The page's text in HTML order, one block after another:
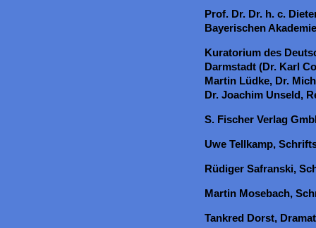
Prof. Dr. Dr. h. c.
Bayerischen
Kuratorium des
Darmstadt (Dr. Karl
Martin Lüdke, Dr.
Dr. Joachim Unseld,
S. Fischer Verlag
Uwe Tellkamp,
Rüdiger Safranski,
Martin Mosebach,
Tankred Dorst,